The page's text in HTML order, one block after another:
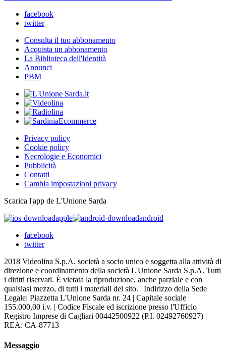
facebook
twitter
Consulta il tuo abbonamento
Acquista un abbonamento
La Biblioteca dell'Identità
Annunci
PBM
Privacy policy
Cookie policy
Necrologie e Economici
Pubblicità
Contatti
Cambia impostazioni privacy
Scarica l'app de L'Unione Sarda
apple
android
facebook
twitter
2018 Videolina S.p.A. società a socio unico e soggetta alla attività di
direzione e coordinamento della società L'Unione Sarda S.p.A. Tutti
i diritti riservati. É vietata la riproduzione, anche parziale e con
qualsiasi mezzo, di tutti i materiali del sito. | Indirizzo della Sede
Legale: Piazzetta L'Unione Sarda nr. 24 | Capitale sociale
155.000,00 i.v. | Codice Fiscale ed iscrizione presso l'Ufficio
Registro Imprese di Cagliari 00442500922 (P.I. 02492760927) |
REA: CA-87713
Messaggio